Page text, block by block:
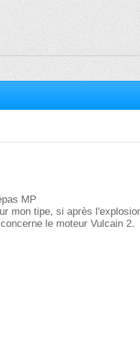
MP
mon tipe, si après
le moteur Vulcain 2.